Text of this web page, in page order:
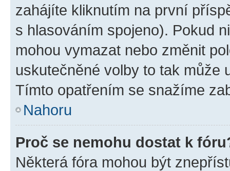
zahájíte kliknutím na první
s hlasováním spojeno). Pokud
mohou vymazat nebo změnit
uskutečněné volby to tak může
Tímto opatřením se snažíme
Nahoru
Proč se nemohu dostat k
Některá fóra mohou být